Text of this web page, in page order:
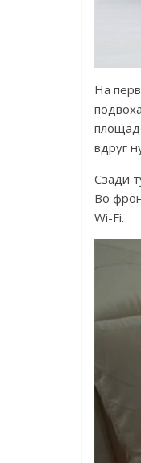
На
вдруг
Сзади
Во
Wi-Fi.